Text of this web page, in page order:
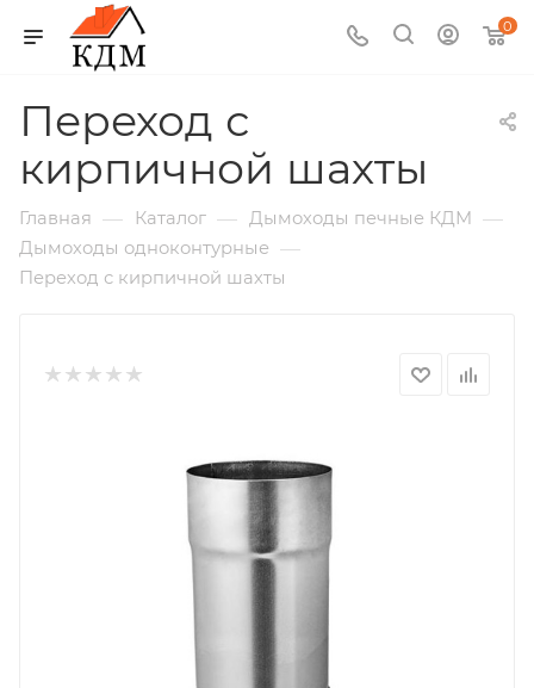
0
Переход с
кирпичной шахты
Главная — Каталог — Дымоходы печные КДМ —
Дымоходы одноконтурные —
Переход с кирпичной шахты